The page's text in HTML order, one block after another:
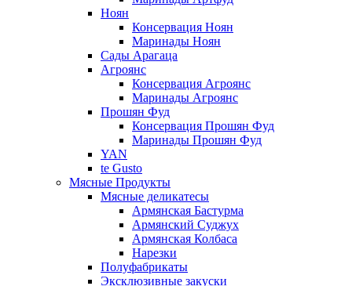
Ноян
Консервация Ноян
Маринады Ноян
Сады Арагаца
Агроянс
Консервация Агроянс
Маринады Агроянс
Прошян Фуд
Консервация Прошян Фуд
Маринады Прошян Фуд
YAN
te Gusto
Мясные Продукты
Мясные деликатесы
Армянская Бастурма
Армянский Суджух
Армянская Колбаса
Нарезки
Полуфабрикаты
Эксклюзивные закуски